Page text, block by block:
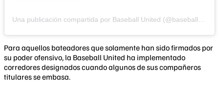
Para aquellos bateadores que solamente han sido firmados por
su poder ofensivo, la Baseball United ha implementado
corredores designados cuando algunos de sus compañeros
titulares se embasa.